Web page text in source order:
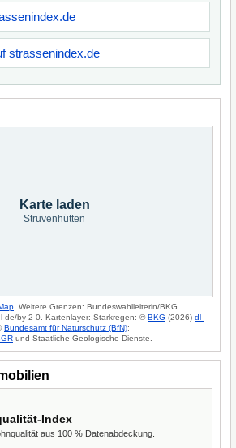
strassenindex.de
Karte laden
Struvenhütten
. Weitere Grenzen: Bundeswahlleiterin/BKG
de/by-2-0. Kartenlayer: Starkregen: ©BKG (2026) dl-
Bundesamt für Naturschutz (BfN);
und Staatliche Geologische Dienste.
Index
aus 100 % Datenabdeckung.